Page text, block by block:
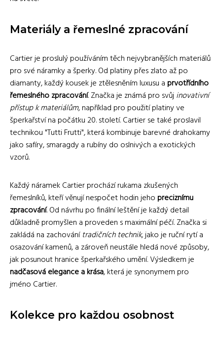
Materiály a řemeslné zpracování
Cartier je proslulý používáním těch nejvybranějších materiálů
pro své náramky a šperky. Od platiny přes zlato až po
diamanty, každý kousek je ztělesněním luxusu aprvotřídního
řemeslného zpracování. Značka je známá pro svůjinovativní
přístup k materiálům, například pro použití platiny ve
šperkařství na počátku 20. století. Cartier se také proslavil
technikou "Tutti Frutti", která kombinuje barevné drahokamy
jako safíry, smaragdy a rubíny do oslnivých a exotických
vzorů.
Každý náramek Cartier prochází rukama zkušených
řemeslníků, kteří věnují nespočet hodin jehopreciznímu
zpracování. Od návrhu po finální leštění je každý detail
důkladně promyšlen a proveden s maximální péčí. Značka si
zakládá na zachovánítradičních technik, jako je ruční rytí a
osazování kamenů, a zároveň neustále hledá nové způsoby,
jak posunout hranice šperkařského umění. Výsledkem je
nadčasová elegance a krása, která je synonymem pro
jméno Cartier.
Kolekce pro každou osobnost